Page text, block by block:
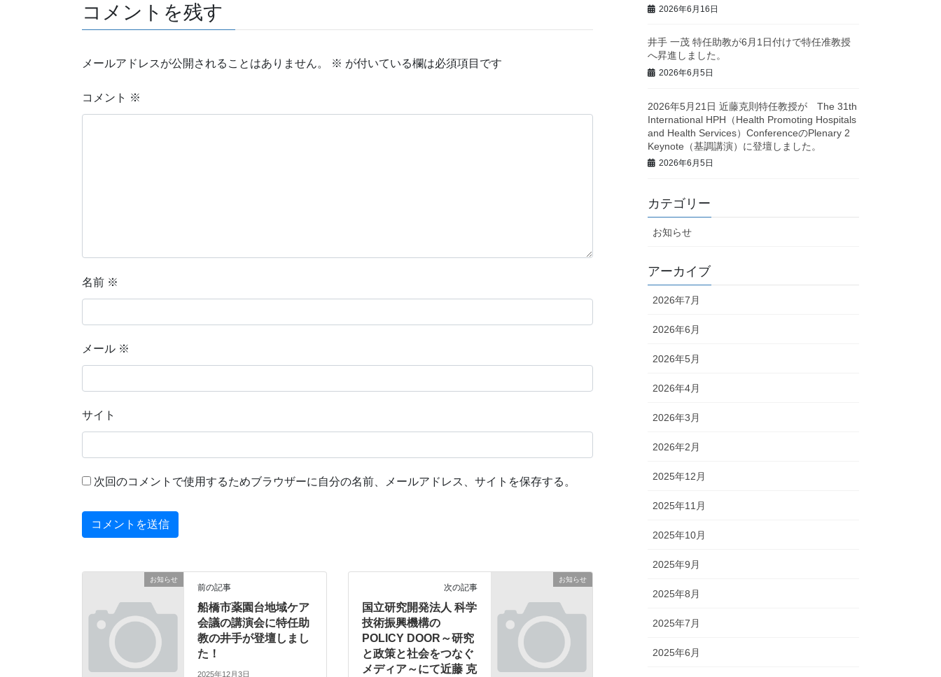
コメントを残す
メールアドレスが公開されることはありません。 ※ が付いている欄は必須項目です
コメント ※
名前 ※
メール ※
サイト
次回のコメントで使用するためブラウザーに自分の名前、メールアドレス、サイトを保存する。
お知らせ
前の記事
船橋市薬園台地域ケア
会議の講演会に特任助
教の井手が登壇しまし
た！
2025年12月3日
お知らせ
次の記事
国立研究開発法人 科学
技術振興機構の
POLICY DOOR～研究
と政策と社会をつなぐ
メディア～にて近藤 克
2026年6月16日
井手 一茂 特任助教が6月1日付けで特任准教授
へ昇進しました。
2026年6月5日
2026年5月21日 近藤克則特任教授が The 31th
International HPH（Health Promoting Hospitals
and Health Services）ConferenceのPlenary 2
Keynote（基調講演）に登壇しました。
2026年6月5日
カテゴリー
お知らせ
アーカイブ
2026年7月
2026年6月
2026年5月
2026年4月
2026年3月
2026年2月
2025年12月
2025年11月
2025年10月
2025年9月
2025年8月
2025年7月
2025年6月